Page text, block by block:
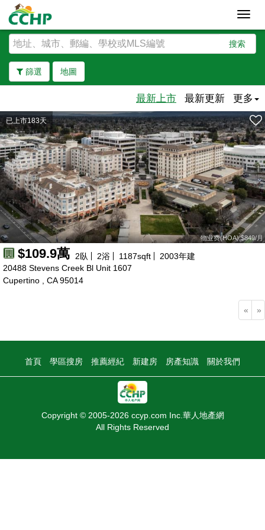
搜索
篩選 地圖
去除邊界
最新上市 最新更新 更多
已上市183天
物业费(HOA):$849/月
$109.9萬 2臥 2浴 1187sqft 2003年建
20488 Stevens Creek Bl Unit 1607
Cupertino , CA 95014
« »
首頁 學區搜房 推薦經紀 新建房 房產知識 關於我們
Copyright © 2005-2026 ccyp.com Inc.華人地產網
All Rights Reserved